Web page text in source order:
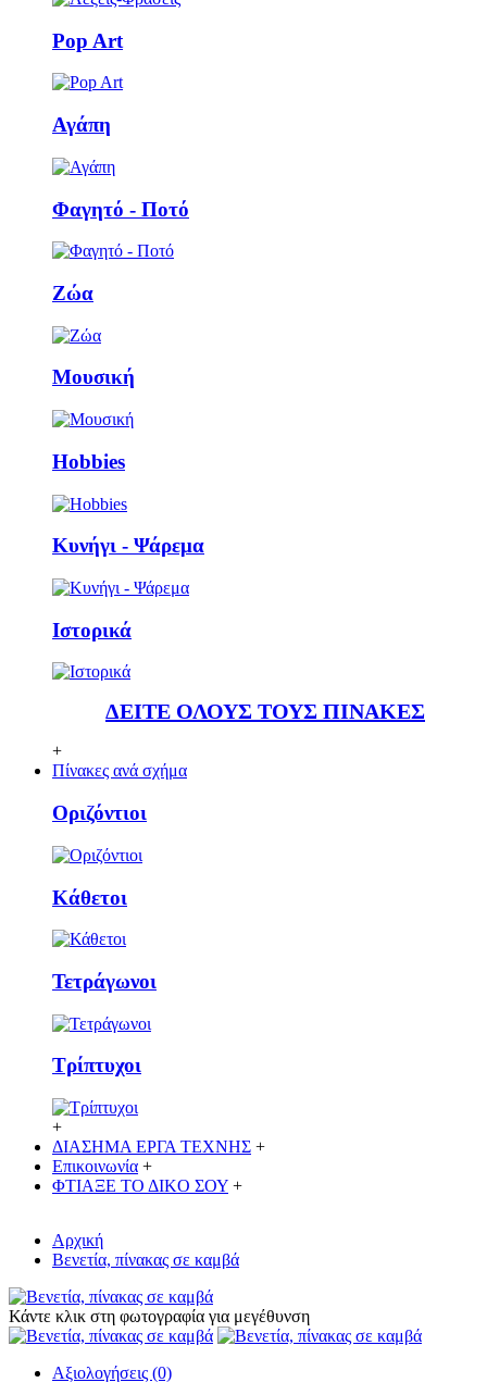
Pop Art
Αγάπη
Φαγητό - Ποτό
Ζώα
Μουσική
Ηobbies
Κυνήγι - Ψάρεμα
Ιστορικά
ΔΕΙΤΕ ΟΛΟΥΣ ΤΟΥΣ ΠΙΝΑΚΕΣ
+
Πίνακες ανά σχήμα
Οριζόντιοι
Κάθετoι
Τετράγωνοι
Τρίπτυχοι
+
ΔΙΑΣΗΜΑ ΕΡΓΑ ΤΕΧΝΗΣ +
Επικοινωνία +
ΦΤΙΑΞΕ ΤΟ ΔΙΚO ΣΟΥ +
Αρχική
Βενετία, πίνακας σε καμβά
Κάντε κλικ στη φωτογραφία για μεγέθυνση
Αξιολογήσεις (0)